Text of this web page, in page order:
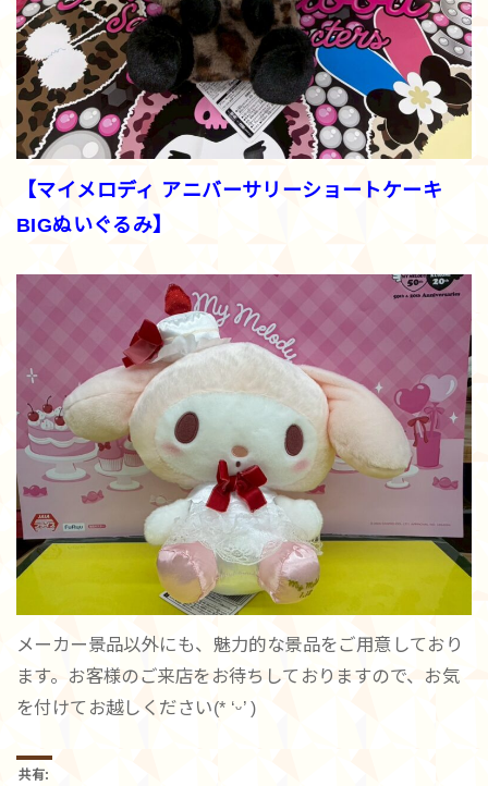
【マイメロディ アニバーサリーショートケーキ
BIGぬいぐるみ】
メーカー景品以外にも、魅力的な景品をご用意しており
ます。お客様のご来店をお待ちしておりますので、お気
を付けてお越しください(* ‘ᵕ’ )
共有: